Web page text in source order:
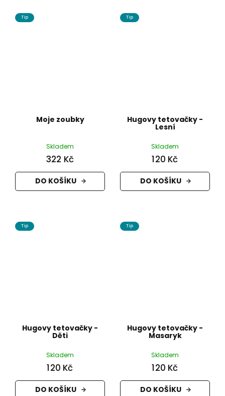
Tip
Moje zoubky
Skladem
322 Kč
DO KOŠÍKU
Tip
Hugovy tetovačky -
Lesní
Skladem
120 Kč
DO KOŠÍKU
Tip
Hugovy tetovačky -
Děti
Skladem
120 Kč
DO KOŠÍKU
Tip
Hugovy tetovačky -
Masaryk
Skladem
120 Kč
DO KOŠÍKU